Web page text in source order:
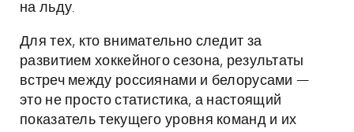
на льду.
Для тех, кто внимательно следит за
развитием хоккейного сезона, результаты
встреч между россиянами и белорусами —
это не просто статистика, а настоящий
показатель текущего уровня команд и их